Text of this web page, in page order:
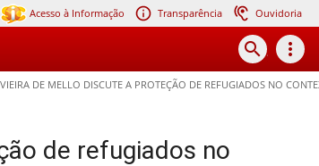
Acesso à Informação Transparência Ouvidoria
search more_vert
DE MELLO DISCUTE A PROTEÇÃO DE REFUGIADOS NO
de refugiados no